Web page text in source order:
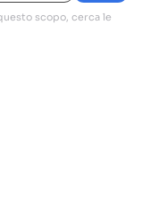
scopo, cerca le